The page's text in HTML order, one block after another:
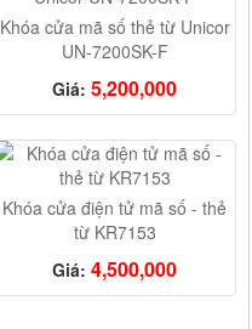
Khóa cửa mã số thẻ từ Unicor
UN-7200SK-F
Giá: 5,200,000
Khóa cửa điện tử mã số - thẻ
từ KR7153
Giá: 4,500,000